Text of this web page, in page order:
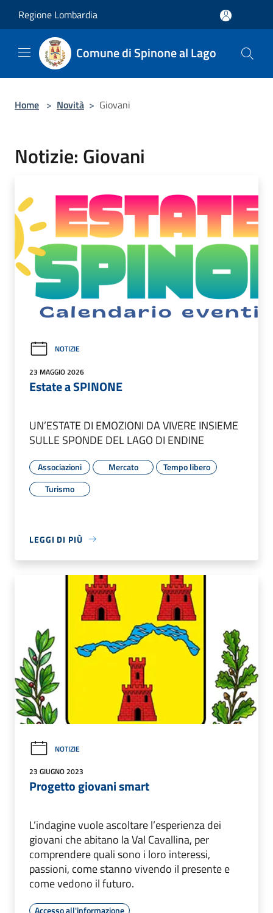
Regione Lombardia
Comune di Spinone al Lago
Home > Novità > Giovani
Notizie: Giovani
NOTIZIE
23 MAGGIO 2026
Estate a SPINONE
UN’ESTATE DI EMOZIONI DA VIVERE INSIEME
SULLE SPONDE DEL LAGO DI ENDINE
Associazioni Mercato
Tempo libero
Turismo
LEGGI DI PIÙ
NOTIZIE
23 GIUGNO 2023
Progetto giovani smart
L’indagine vuole ascoltare l’esperienza dei
giovani che abitano la Val Cavallina, per
comprendere quali sono i loro interessi,
passioni, come stanno vivendo il presente e
come vedono il futuro.
Accesso all'informazione